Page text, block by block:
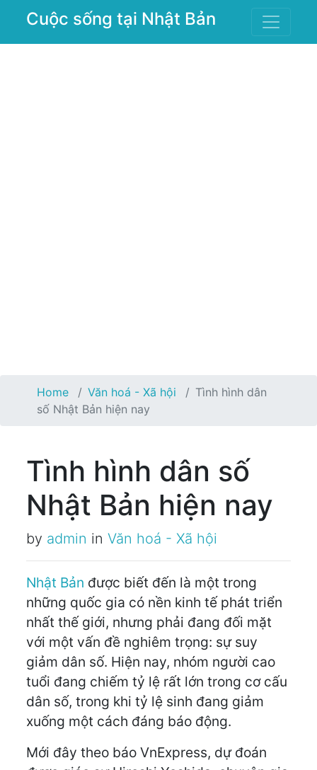
Cuộc sống tại Nhật Bản
Home Văn hoá - Xã hội
Tình hình dân
số Nhật Bản hiện nay
Tình hình dân số
Nhật Bản hiện nay
by admin inVăn hoá - Xã hội
Nhật Bản được biết đến là một trong
những quốc gia có nền kinh tế phát triển
nhất thế giới, nhưng phải đang đối mặt
với một vấn đề nghiêm trọng: sự suy
giảm dân số. Hiện nay, nhóm người cao
tuổi đang chiếm tỷ lệ rất lớn trong cơ cấu
dân số, trong khi tỷ lệ sinh đang giảm
xuống một cách đáng báo động.
Mới đây theo báo VnExpress, dự đoán